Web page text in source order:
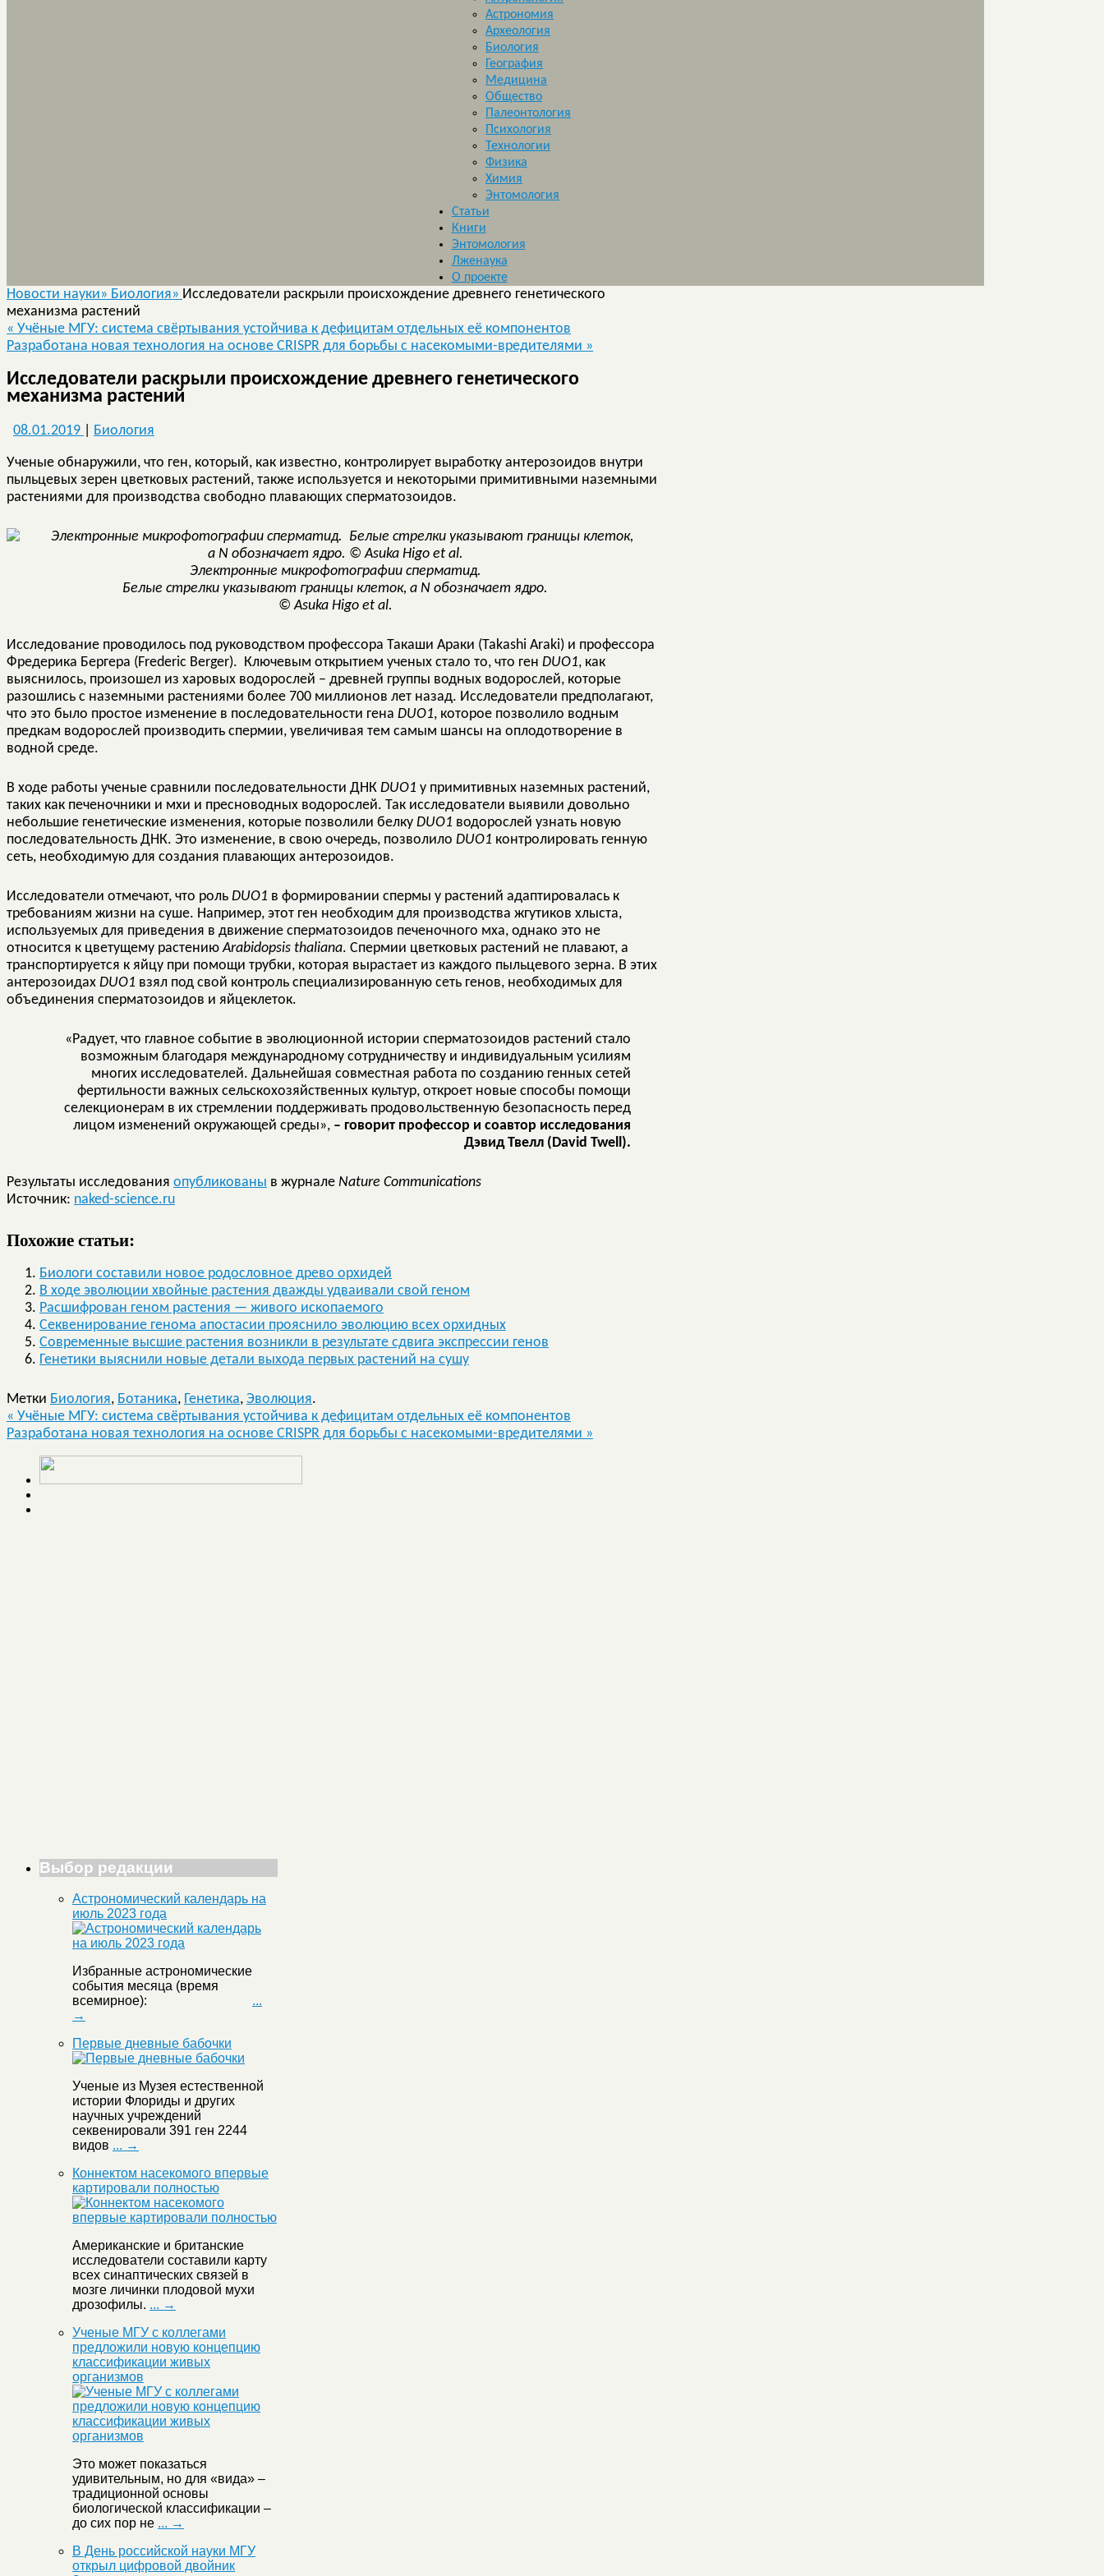
Астрономия
Археология
Биология
География
Медицина
Общество
Палеонтология
Психология
Технологии
Физика
Химия
Энтомология
Статьи
Книги
Энтомология
Лженаука
О проекте
Новости науки» Биология» Исследователи раскрыли происхождение древнего генетического
механизма растений
« Учёные МГУ: система свёртывания устойчива к дефицитам отдельных её компонентов
Разработана новая технология на основе CRISPR для борьбы с насекомыми-вредителями »
Исследователи раскрыли происхождение древнего генетического
механизма растений
08.01.2019 Биология
Ученые обнаружили, что ген, который, как известно, контролирует выработку антерозоидов внутри
пыльцевых зерен цветковых растений, также используется и некоторыми примитивными наземными
растениями для производства свободно плавающих сперматозоидов.
Электронные микрофотографии сперматид.
Белые стрелки указывают границы клеток, а N обозначает ядро.
© Asuka Higo et al.
Исследование проводилось под руководством профессора Такаши Араки (Takashi Araki) и профессора
Фредерика Бергера (Frederic Berger). Ключевым открытием ученых стало то, что ген DUO1, как
выяснилось, произошел из харовых водорослей – древней группы водных водорослей, которые
разошлись с наземными растениями более 700 миллионов лет назад. Исследователи предполагают,
что это было простое изменение в последовательности гена DUO1, которое позволило водным
предкам водорослей производить спермии, увеличивая тем самым шансы на оплодотворение в
водной среде.
В ходе работы ученые сравнили последовательности ДНК DUO1 у примитивных наземных растений,
таких как печеночники и мхи и пресноводных водорослей. Так исследователи выявили довольно
небольшие генетические изменения, которые позволили белку DUO1 водорослей узнать новую
последовательность ДНК. Это изменение, в свою очередь, позволило DUO1 контролировать генную
сеть, необходимую для создания плавающих антерозоидов.
Исследователи отмечают, что роль DUO1 в формировании спермы у растений адаптировалась к
требованиям жизни на суше. Например, этот ген необходим для производства жгутиков хлыста,
используемых для приведения в движение сперматозоидов печеночного мха, однако это не
относится к цветущему растениюArabidopsis thaliana. Спермии цветковых растений не плавают, а
транспортируется к яйцу при помощи трубки, которая вырастает из каждого пыльцевого зерна. В этих
антерозоидах DUO1 взял под свой контроль специализированную сеть генов, необходимых для
объединения сперматозоидов и яйцеклеток.
«Радует, что главное событие в эволюционной истории сперматозоидов растений стало
возможным благодаря международному сотрудничеству и индивидуальным усилиям
многих исследователей. Дальнейшая совместная работа по созданию генных сетей
фертильности важных сельскохозяйственных культур, откроет новые способы помощи
селекционерам в их стремлении поддерживать продовольственную безопасность перед
лицом изменений окружающей среды», – говорит профессор и соавтор исследования
Дэвид Твелл (David Twell).
Результаты исследования опубликованы в журнале Nature Communications
Источник: naked-science.ru
Похожие статьи:
Биологи составили новое родословное древо орхидей
В ходе эволюции хвойные растения дважды удваивали свой геном
Расшифрован геном растения — живого ископаемого
Секвенирование генома апостасии прояснило эволюцию всех орхидных
Современные высшие растения возникли в результате сдвига экспрессии генов
Генетики выяснили новые детали выхода первых растений на сушу
Метки Биология, Ботаника, Генетика, Эволюция.
« Учёные МГУ: система свёртывания устойчива к дефицитам отдельных её компонентов
Разработана новая технология на основе CRISPR для борьбы с насекомыми-вредителями »
Выбор редакции
Астрономический календарь на
июль 2023 года
Избранные астрономические
события месяца (время
всемирное): ...
→
Первые дневные бабочки
Ученые из Музея естественной
истории Флориды и других
научных учреждений
секвенировали 391 ген 2244
видов ... →
Коннектом насекомого впервые
картировали полностью
Американские и британские
исследователи составили карту
всех синаптических связей в
мозге личинки плодовой мухи
дрозофилы. ... →
Ученые МГУ с коллегами
предложили новую концепцию
классификации живых
организмов
Это может показаться
удивительным, но для «вида» –
традиционной основы
биологической классификации –
до сих пор не ... →
В День российской науки МГУ
открыл цифровой двойник